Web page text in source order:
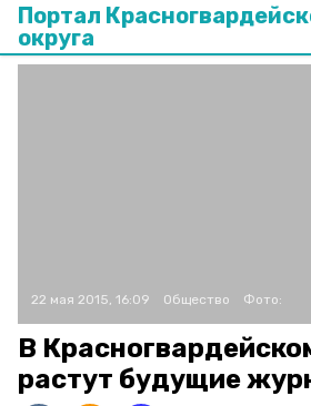
Портал
округа
22 мая 2015, 16:09 Общество Фото:
В
растут будущие